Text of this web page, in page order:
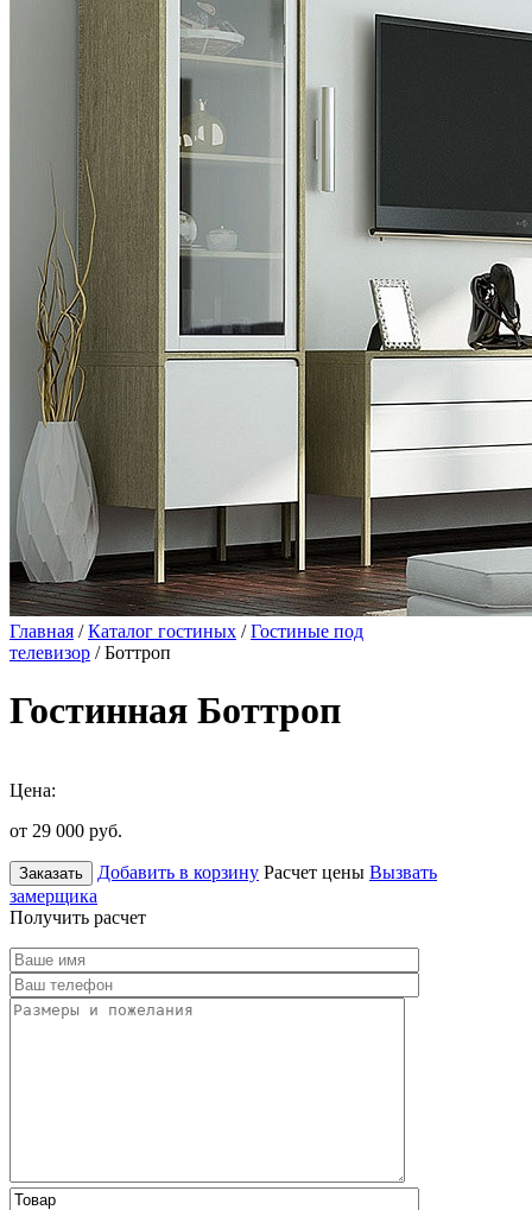
Главная /Каталог гостиных /Гостиные под
телевизор / Боттроп
Гостинная Боттроп
Цена:
от 29 000 руб.
Заказать Добавить в корзину Расчет цены Вызвать
замерщика
Получить расчет